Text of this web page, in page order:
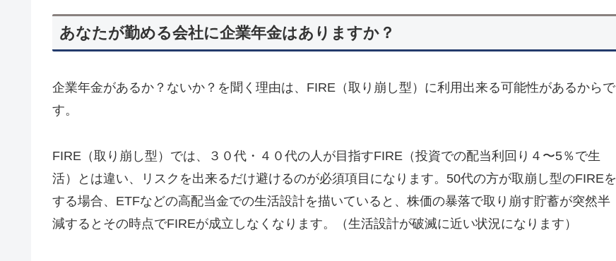
あなたが勤める会社に企業年金はありますか？
企業年金があるか？ないか？を聞く理由は、FIRE（取り崩し型）に利用出来る可能性があるからで
す。
FIRE（取り崩し型）では、３０代・４０代の人が目指すFIRE（投資での配当利回り４〜5％で生
活）とは違い、リスクを出来るだけ避けるのが必須項目になります。50代の方が取崩し型のFIREを
する場合、ETFなどの高配当金での生活設計を描いていると、株価の暴落で取り崩す貯蓄が突然半
減するとその時点でFIREが成立しなくなります。（生活設計が破滅に近い状況になります）